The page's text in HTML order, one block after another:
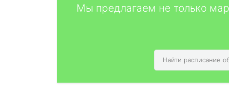
Мы предлагаем не только